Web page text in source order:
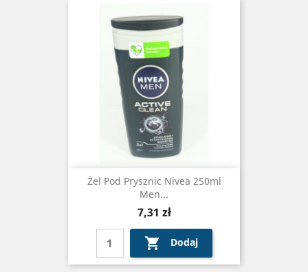
Żel Pod Prysznic Nivea 250ml
Men...
Cena
7,31 zł
 Dodaj